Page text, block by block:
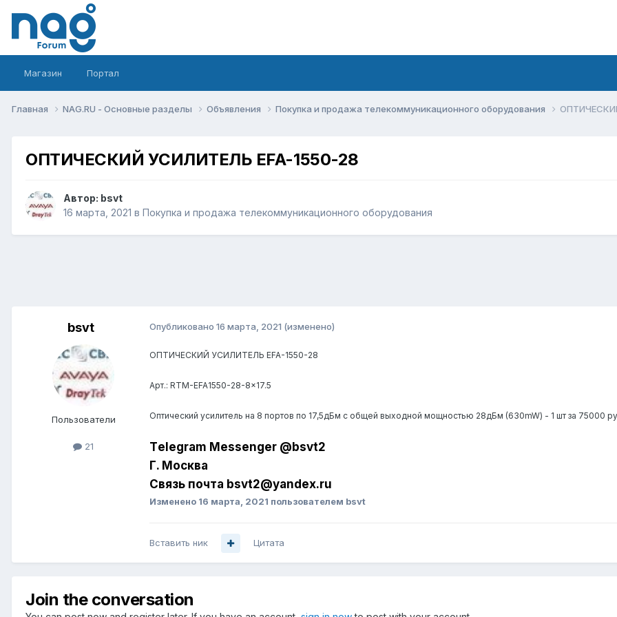
Магазин Портал
Главная NAG.RU - Основные разделы Объявления Покупка и продажа телекоммуникационного оборудования
ОПТИЧЕСКИЙ УСИЛИТЕЛЬ EFA-1550-28
Автор: bsvt
16 марта, 2021 в Покупка и продажа телекоммуникационного оборудования
bsvt
Пользователи
21
Опубликовано 16 марта, 2021 (изменено)
ОПТИЧЕСКИЙ УСИЛИТЕЛЬ EFA-1550-28
Арт.: RTM-EFA1550-28-8x17.5
Оптический усилитель на 8 портов по 17,5дБм с общей выходной мощностью 28дБм (630mW) - 1 шт за 75000
Tеlеgrаm Messеngеr @bsvt2
Г. Москва
Связь почта bsvt2@yandex.ru
Изменено 16 марта, 2021 пользователем bsvt
Вставить ник Цитата
Join the conversation